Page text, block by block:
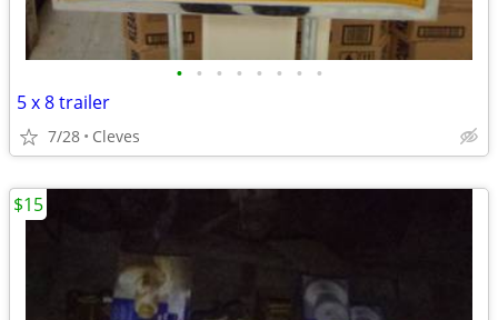
• • • • • • • •
5 x 8 trailer
7/28 Cleves
$15